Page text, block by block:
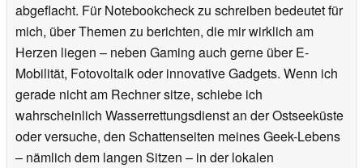
abgeflacht. Für Notebookcheck zu schreiben bedeutet für
mich, über Themen zu berichten, die mir wirklich am
Herzen liegen – neben Gaming auch gerne über E-
Mobilität, Fotovoltaik oder innovative Gadgets. Wenn ich
gerade nicht am Rechner sitze, schiebe ich
wahrscheinlich Wasserrettungsdienst an der Ostseeküste
oder versuche, den Schattenseiten meines Geek-Lebens
– nämlich dem langen Sitzen – in der lokalen